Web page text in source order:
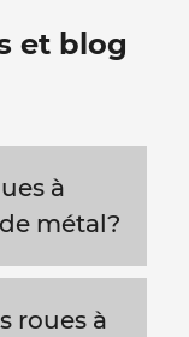
et blog
à
métal?
roues à